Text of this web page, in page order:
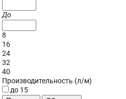
До
8
16
24
32
40
Производительность (л/м)
до 15